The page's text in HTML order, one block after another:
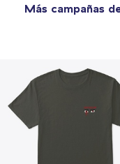
Más campañas